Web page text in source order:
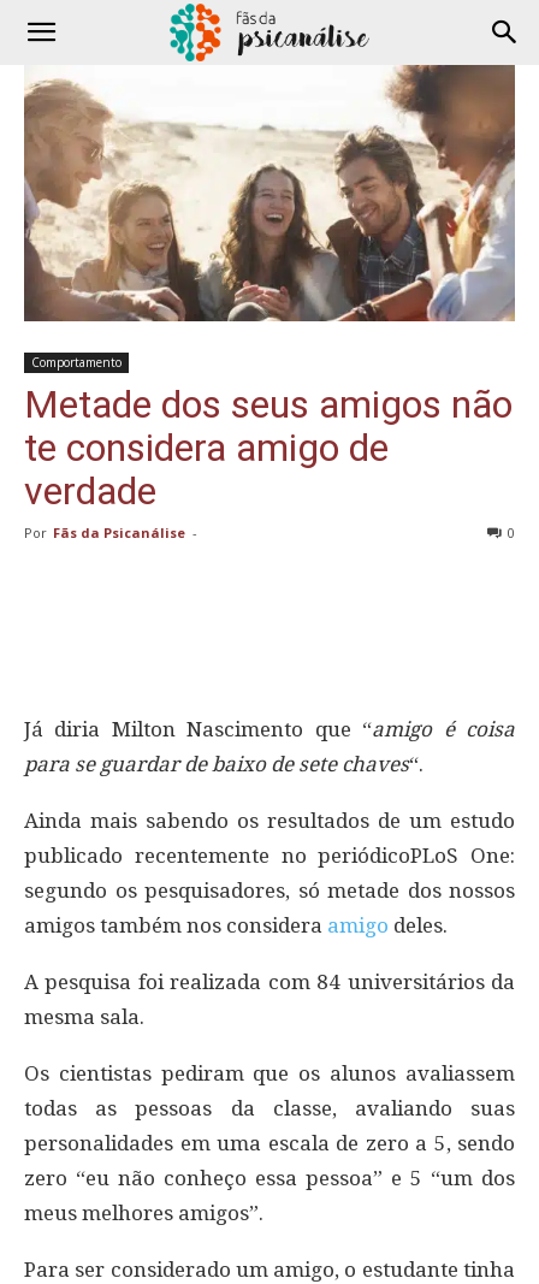
Comportamento
Metade dos seus amigos não
te considera amigo de
verdade
Por Fãs da Psicanálise - 0
Já diria Milton Nascimento que “amigo é coisa
para se guardar de baixo de sete chaves“.
Ainda mais sabendo os resultados de um estudo
publicado recentemente no periódicoPLoS One:
segundo os pesquisadores, só metade dos nossos
amigos também nos considera amigo deles.
A pesquisa foi realizada com 84 universitários da
mesma sala.
Os cientistas pediram que os alunos avaliassem
todas as pessoas da classe, avaliando suas
personalidades em uma escala de zero a 5, sendo
zero “eu não conheço essa pessoa” e 5 “um dos
meus melhores amigos”.
Para ser considerado um amigo, o estudante tinha